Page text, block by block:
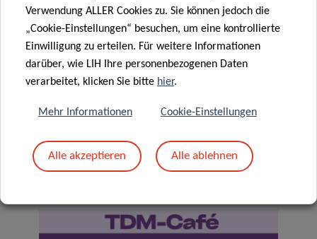
Uns interessiert, was für Sie wichtig ist. Nehmen Sie heute
teil!
Sie können jederzeit vor dem Absenden abbrechen und
müssen den Fragebogen nicht vollständig ausfüllen. Da
nicht zu Ihnen zurückverfolgt werden – dies bedeutet
jedoch auch, dass sie nach dem Absenden nicht mehr
zurückgezogen werden können.
Verwendung ALLER Cookies zu. Sie können jedoch die
„Cookie-Einstellungen“ besuchen, um eine kontrollierte
Einwilligung zu erteilen. Für weitere Informationen
darüber, wie LIH Ihre personenbezogenen Daten
verarbeitet, klicken Sie bitte hier.
Mehr Informationen Cookie-Einstellungen
Alle akzeptieren Alle ablehnen